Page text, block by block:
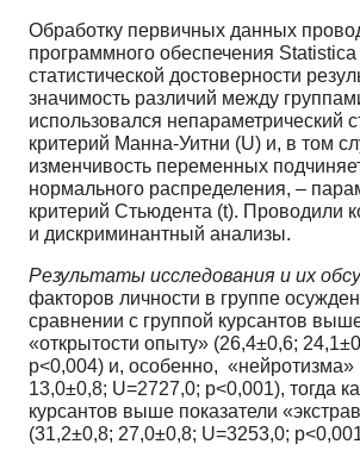
Обработку первичных данных
программного обеспечения
статистической достоверности
значимость различий между
использовался непараметрический
критерий Манна-Уитни (U) и, в том
изменчивость переменных
нормального распределения, –
критерий Стьюдента (t). Проводили
и дискриминантный анализы.
Результаты исследования и их
факторов личности в группе
сравнении с группой курсантов
«открытости опыту» (26,4±0,6;
p<0,004) и, особенно, «нейротизма»
13,0±0,8; U=2727,0; p<0,001), тогда
курсантов выше показатели
(31,2±0,8; 27,0±0,8; U=3253,0;